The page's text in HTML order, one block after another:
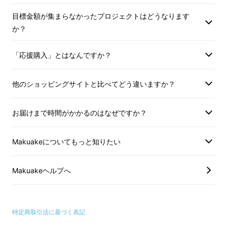
クムコガーゼの一番のこだわりは、なんといっ
眠り生まれの包まれるような柔らかさで、使う
お肌でも、さっと水分を吸い取って清潔に保っ
目標金額が集まらなかったプロジェクトはどうなります
か？
「応援購入」とはなんですか？
他のショッピングサイトと比べてどう違いますか？
お届けまで時間がかかるのはなぜですか？
Makuakeについてもっと知りたい
Makuakeヘルプへ
特定商取引法に基づく表記